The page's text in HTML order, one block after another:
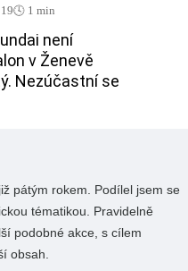
🕓 1 min
není
v Ženevě
Nezúčastní se
pátým rokem. Podílel jsem se
tématikou. Pravidelně
podobné akce, s cílem
obsah.